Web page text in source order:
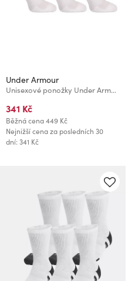
Under Armour
Unisexové ponožky Under Armour UA Performance Cotton 3p Qtr
341 Kč
Běžná cena449 Kč
Nejnižší cena za posledních 30
dní: 341 Kč